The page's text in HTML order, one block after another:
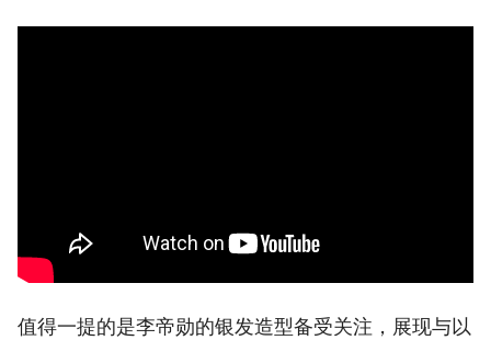
值得一提的是李帝勋的银发造型备受关注，展现与以